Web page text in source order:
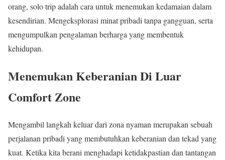
orang, solo trip adalah cara untuk menemukan kedamaian dalam
kesendirian. Mengeksplorasi minat pribadi tanpa gangguan, serta
mengumpulkan pengalaman berharga yang membentuk
kehidupan.
Menemukan Keberanian Di Luar
Comfort Zone
Mengambil langkah keluar dari zona nyaman merupakan sebuah
perjalanan pribadi yang membutuhkan keberanian dan tekad yang
kuat. Ketika kita berani menghadapi ketidakpastian dan tantangan